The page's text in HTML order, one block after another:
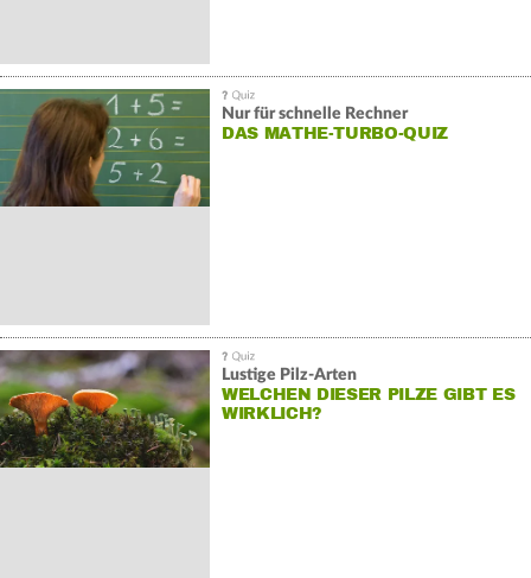
Nur für schnelle Rechner
DAS MATHE-TURBO-QUIZ
Lustige Pilz-Arten
WELCHEN DIESER PILZE GIBT ES
WIRKLICH?